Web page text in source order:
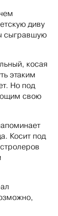
диву
сыгравшую
косая
этаким
Но под
свою
Косит под